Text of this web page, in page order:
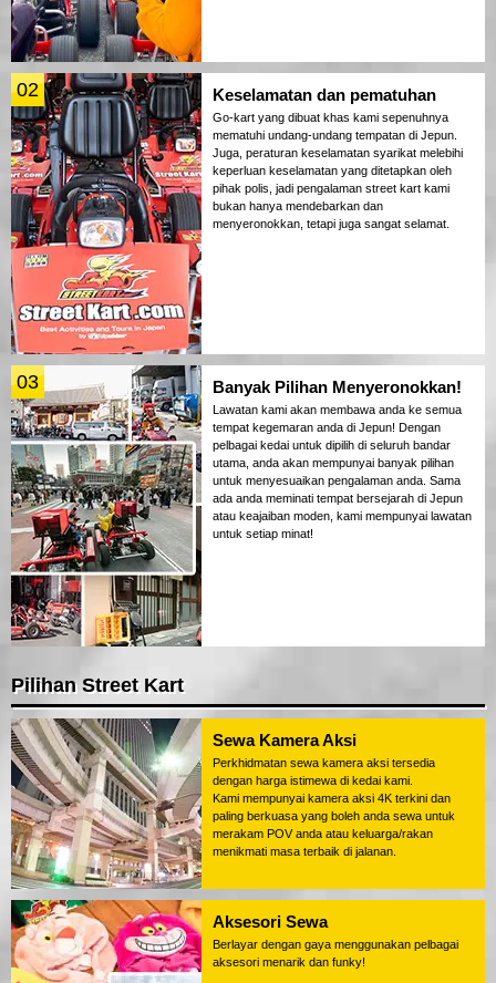
02 Keselamatan dan pematuhan
Go-kart yang dibuat khas kami sepenuhnya
mematuhi undang-undang tempatan di Jepun.
Juga, peraturan keselamatan syarikat melebihi
keperluan keselamatan yang ditetapkan oleh
pihak polis, jadi pengalaman street kart kami
bukan hanya mendebarkan dan
menyeronokkan, tetapi juga sangat selamat.
03 Banyak Pilihan Menyeronokkan!
Lawatan kami akan membawa anda ke semua
tempat kegemaran anda di Jepun! Dengan
pelbagai kedai untuk dipilih di seluruh bandar
utama, anda akan mempunyai banyak pilihan
untuk menyesuaikan pengalaman anda. Sama
ada anda meminati tempat bersejarah di Jepun
atau keajaiban moden, kami mempunyai lawatan
untuk setiap minat!
Pilihan Street Kart
Sewa Kamera Aksi
Perkhidmatan sewa kamera aksi tersedia
dengan harga istimewa di kedai kami.
Kami mempunyai kamera aksi 4K terkini dan
paling berkuasa yang boleh anda sewa untuk
merakam POV anda atau keluarga/rakan
menikmati masa terbaik di jalanan.
Aksesori Sewa
Berlayar dengan gaya menggunakan pelbagai
aksesori menarik dan funky!